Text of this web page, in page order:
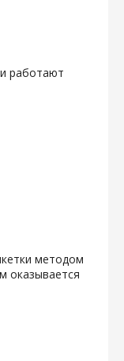
работают
методом
оказывается